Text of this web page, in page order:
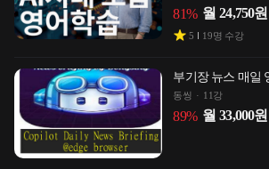
81% 월 24,750원
5 19명 수강
부기장 뉴스 매일
동씽 11강
89% 월 33,000원